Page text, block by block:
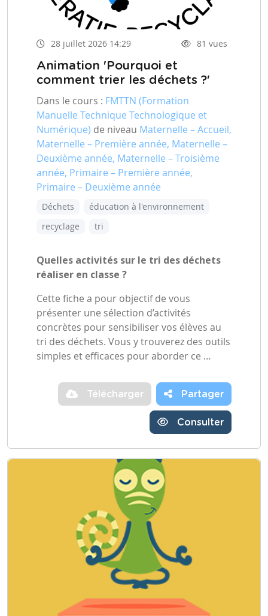
28 juillet 2026 14:29 81 vues
Animation 'Pourquoi et
comment trier les déchets ?'
Dans le cours : FMTTN (Formation
Manuelle Technique Technologique et
Numérique) de niveau Maternelle – Accueil,
Maternelle – Première année, Maternelle –
Deuxième année, Maternelle – Troisième
année, Primaire – Première année,
Primaire – Deuxième année
Déchets
éducation à l'environnement
recyclage
tri
Quelles activités sur le tri des déchets
réaliser en classe ?
Cette fiche a pour objectif de vous
présenter une sélection d’activités
concrètes pour sensibiliser vos élèves au
tri des déchets. Vous y trouverez des outils
simples et efficaces pour aborder ce …
Télécharger Partager
Consulter